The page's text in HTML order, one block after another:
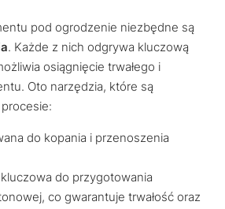
pod ogrodzenie niezbędne są
. Każde z nich odgrywa kluczową
osiągnięcie trwałego i
Oto narzędzia, które są
do kopania i przenoszenia
do przygotowania
co gwarantuje trwałość oraz